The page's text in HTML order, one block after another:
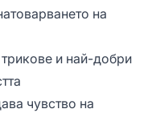
на
и най-добри
чувство на